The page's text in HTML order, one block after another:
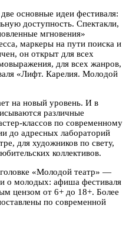
основные идеи фестиваля:
доступность. Спектакли,
мгновения»
маркеры на пути поиска и
он открыт для всех
для всех жанров,
«Лифт. Карелия. Молодой
на новый уровень. И в
различные
классов по современному
до адресных лабораторий
для художников по свету,
коллективов.
«Молодой театр» —
о молодых: афиша фестиваля
цензом от 6+ до 18+. Более
по современной